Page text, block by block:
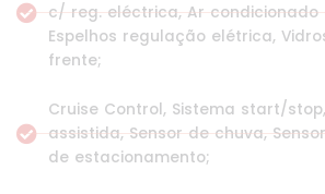
c/ reg. eléctrica, Ar condicionado
Espelhos regulação elétrica,
frente;
Cruise Control, Sistema start/
assistida, Sensor de chuva,
de estacionamento;